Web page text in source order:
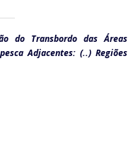
do Transbordo das Áreas
Adjacentes: (..) Regiões